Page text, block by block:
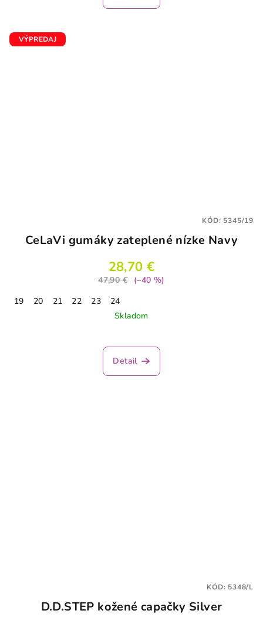
VÝPREDAJ
CeLaVi gumáky zateplené nízke Navy
28,70 €
47,90 €
(–40 %)
19
20 21 22 23
24
Skladom
Detail
KÓD: 5345/19
D.D.STEP kožené capačky Silver
KÓD: 5348/L